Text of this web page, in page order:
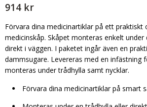
914 kr
Förvara dina medicinartiklar på ett
medicinskåp. Skåpet monteras enkelt under
direkt i väggen. I paketet ingår även en
dammsugare. Levereras med en infästning
monteras under trådhylla samt nycklar.
Förvara dina medicinartiklar på smart